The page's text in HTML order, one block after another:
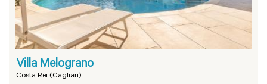
Villa Melograno
Costa Rei (Cagliari)